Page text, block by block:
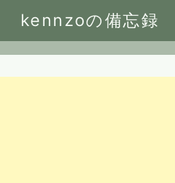
kennzoの備忘録
to